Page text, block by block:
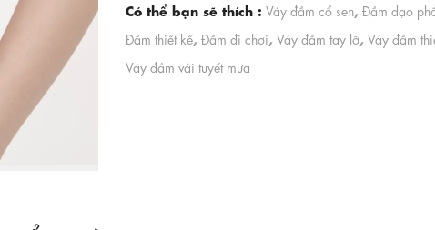
Có thể bạn sẽ thích : Váy đầm cổ sen, Đầm dạo
Đầm thiết kế, Đầm đi chơi, Váy đầm tay lỡ, Váy đầm
Váy đầm vải tuyết mưa